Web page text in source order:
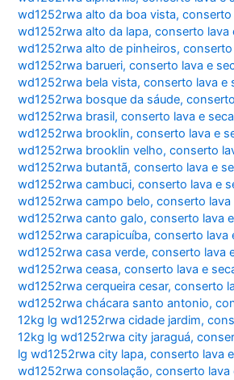
wd1252rwa alto da boa vista,conserto
wd1252rwa alto da lapa,conserto lava
wd1252rwa alto de pinheiros,conserto
wd1252rwa barueri,conserto lava e
wd1252rwa bela vista,conserto lava e
wd1252rwa bosque da sáude,
wd1252rwa brasil,conserto lava e
wd1252rwa brooklin,conserto lava e
wd1252rwa brooklin velho,conserto
wd1252rwa butantã,conserto lava e
wd1252rwa cambuci,conserto lava e
wd1252rwa campo belo,conserto lava
wd1252rwa canto galo,conserto lava
wd1252rwa carapicuíba,conserto lava
wd1252rwa casa verde,conserto lava
wd1252rwa ceasa,conserto lava e
wd1252rwa cerqueira cesar,conserto
wd1252rwa chácara santo antonio,
12kg lg wd1252rwa cidade jardim,
12kg lg wd1252rwa city jaraguá,
lg wd1252rwa city lapa,conserto lava
wd1252rwa consolação,conserto lava